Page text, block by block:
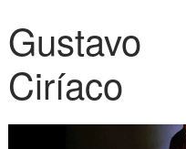
Gustavo
Ciríaco